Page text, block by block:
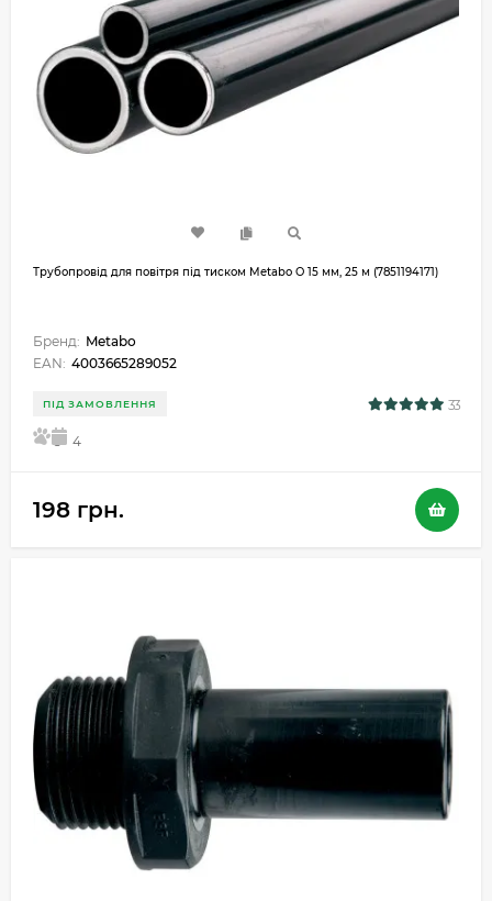
Трубопровід для повітря під тиском Metabo O 15 мм, 25 м (7851194171)
Бренд: Metabo
EAN: 4003665289052
ПІД ЗАМОВЛЕННЯ 33
5 4
198 грн.